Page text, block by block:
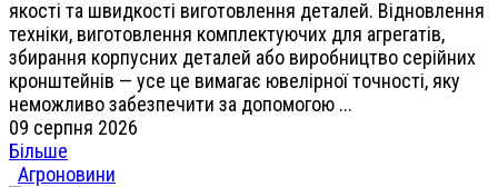
якості та швидкості виготовлення деталей. Відновлення
техніки, виготовлення комплектуючих для агрегатів,
збирання корпусних деталей або виробництво серійних
кронштейнів — усе це вимагає ювелірної точності, яку
неможливо забезпечити за допомогою ...
09 серпня 2026
Більше
Агроновини